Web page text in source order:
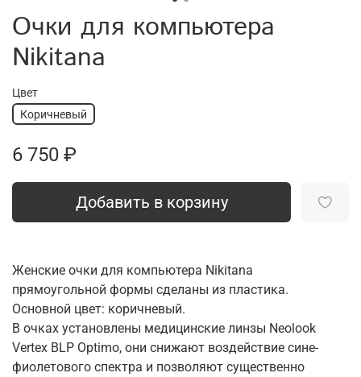
Очки для компьютера
Nikitana
Цвет
Коричневый
6 750 ₽
Добавить в корзину
Женские очки для компьютера Nikitana
прямоугольной формы сделаны из пластика.
Основной цвет: коричневый.
В очках установлены медицинские линзы Neolook
Vertex BLP Optimo, они снижают воздействие сине-
фиолетового спектра и позволяют существенно